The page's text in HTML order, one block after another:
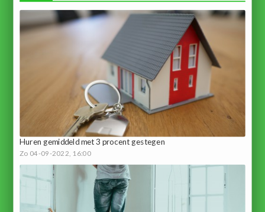
Huren gemiddeld met 3 procent gestegen
Zo 04-09-2022, 16:00